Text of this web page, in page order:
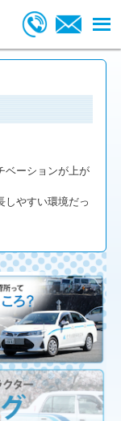
ベーションが上が
しやすい環境だっ